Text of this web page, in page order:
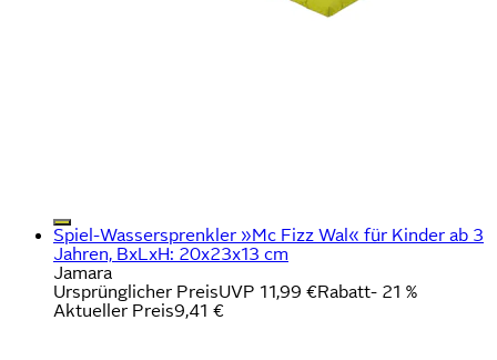
Spiel-Wassersprenkler »Mc Fizz Wal« für Kinder ab 3
Jahren, BxLxH: 20x23x13 cm
Jamara
Ursprünglicher PreisUVP 11,99 €Rabatt- 21 %
Aktueller Preis9,41 €